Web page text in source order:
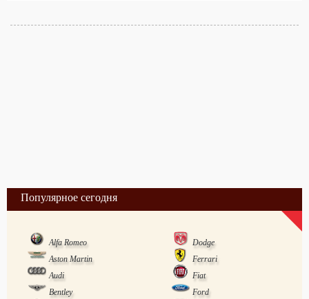
Популярное сегодня
Alfa Romeo
Dodge
Aston Martin
Ferrari
Audi
Fiat
Bentley
Ford